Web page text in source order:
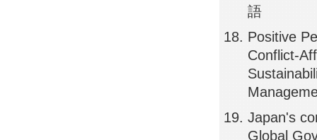
語
Positive
Conflict-
Japan's
Global